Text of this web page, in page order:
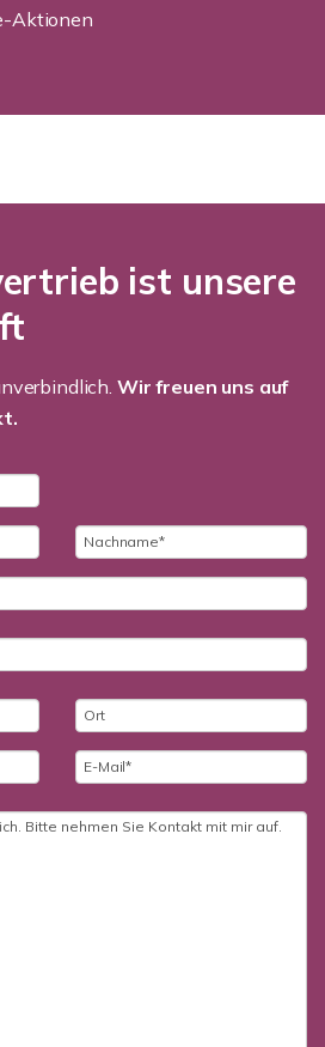
Aktionen
ist unsere
Wir freuen uns auf